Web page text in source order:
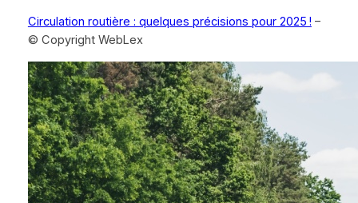
Circulation routière : quelques précisions pour 2025 ! –
© Copyright WebLex